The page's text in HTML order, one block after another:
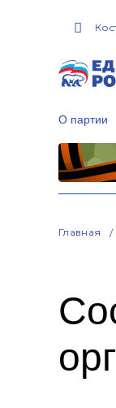
О партии
Главная